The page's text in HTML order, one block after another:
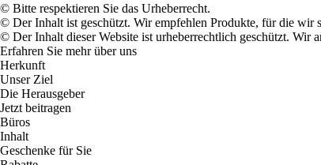
© Bitte respektieren Sie das Urheberrecht.
© Der Inhalt ist geschützt. Wir empfehlen Produkte, für die wir
© Der Inhalt dieser Website ist urheberrechtlich geschützt. Wir
Erfahren Sie mehr über uns
Herkunft
Unser Ziel
Die Herausgeber
Jetzt beitragen
Büros
Inhalt
Geschenke für Sie